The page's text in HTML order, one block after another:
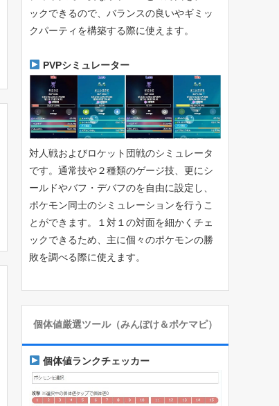
ックできるので、バランスの良いやギミッ
クパーティを構築する際に使えます。
PVPシミュレーター
対人戦およびロケット団戦のシミュレータ
です。通常技や２種類のゲージ技、更にシ
ールドやバフ・デバフのを自由に設定し、
ポケモン同士のシミュレーションを行うこ
とができます。１対１の対面を細かくチェ
ックできるため、主に個々のポケモンの勝
敗を調べる際に使えます。
個体値厳選ツール（みんぽけ＆ポケマピ）
個体値ランクチェッカー